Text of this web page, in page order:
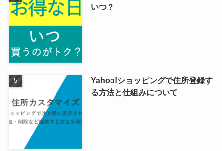
いつ？
Yahoo!ショッピングで住所登録す
る方法と仕組みについて